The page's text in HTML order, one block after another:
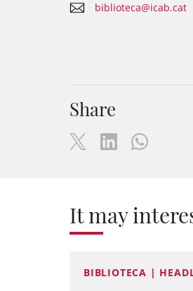
biblioteca@icab.cat
Share
It may
BIBLIOTECA |